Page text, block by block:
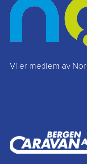
Vi er medlem av